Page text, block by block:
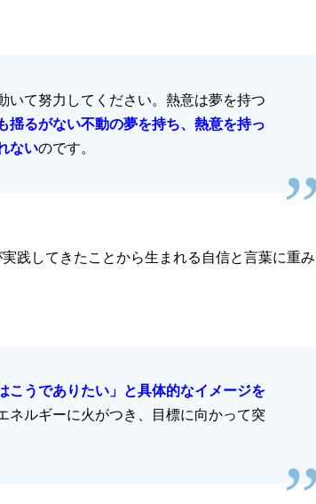
いて努力してください。熱意は夢を持つ
揺るがない不動の夢を持ち、熱意を持っ
ないのです。
践してきたことから生まれる自信と言葉に重み
こうでありたい」と具体的なイメージを
ネルギーに火がつき、目標に向かって突